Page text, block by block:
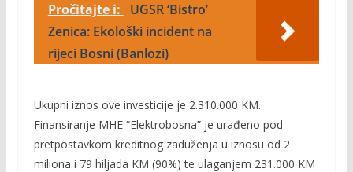
Pročitajte i:
UGSR ‘Bistro’
Zenica: Ekološki incident na
rijeci Bosni (Banlozi)
Ukupni iznos ove investicije je 2.310.000 KM.
Finansiranje MHE “Elektrobosna” je urađeno pod
pretpostavkom kreditnog zaduženja u iznosu od 2
miliona i 79 hiljada KM (90%) te ulaganjem 231.000 KM